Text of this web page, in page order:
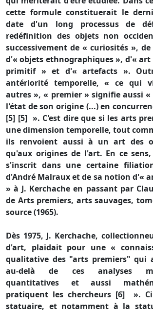
cette formule constituerait le
date d'un long processus de
redéfinition des objets non
successivement de « curiosités »,
d'« objets ethnographiques », d'«
primitif » et d'« artefacts ».
antériorité temporelle, « ce qui
autres », « premier » signifie aussi «
l'état de son origine (...) en
[5] [5] ». C'est dire que si les arts
une dimension temporelle, tout
ils renvoient aussi à un art des
qu'aux origines de l'art. En ce
s'inscrit dans une certaine
d'André Malraux et de sa notion d'«
» à J. Kerchache en passant par
de Arts premiers, arts sauvages,
source (1965).
Dès 1975, J. Kerchache,
d'art, plaidait pour une «
qualitative des "arts premiers" qui
au-delà de ces analyses
quantitatives et aussi
pratiquent les chercheurs [6] ».
statuaire, et notamment à la